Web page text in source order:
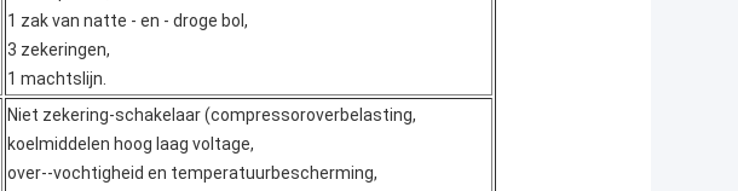
1 zak van natte - en - droge bol,
3 zekeringen,
1 machtslijn.
Niet zekering-schakelaar (compressoroverbelasting,
koelmiddelen hoog laag voltage,
over--vochtigheid en temperatuurbescherming,